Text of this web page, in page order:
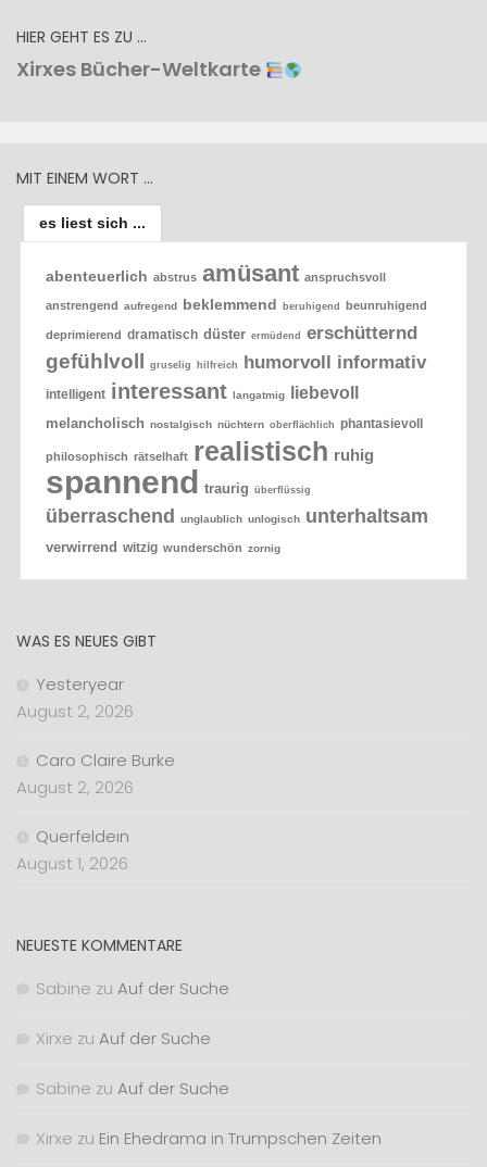
HIER GEHT ES ZU …
Xirxes Bücher-Weltkarte
MIT EINEM WORT …
es liest sich ...
abenteuerlich abstrus amüsant anspruchsvoll
anstrengend aufregend beklemmend beruhigend beunruhigend
deprimierend dramatisch düster ermüdend erschütternd
gefühlvoll gruselig hilfreich humorvoll informativ
intelligent interessant langatmig liebevoll
melancholisch nostalgisch nüchtern oberflächlich phantasievoll
philosophisch rätselhaft realistisch ruhig
spannend traurig überflüssig
überraschend unglaublich unlogisch unterhaltsam
verwirrend witzig wunderschön zornig
WAS ES NEUES GIBT
Yesteryear
August 2, 2026
Caro Claire Burke
August 2, 2026
Querfeldein
August 1, 2026
NEUESTE KOMMENTARE
Sabine zu Auf der Suche
Xirxe zu Auf der Suche
Sabine zu Auf der Suche
Xirxe zu Ein Ehedrama in Trumpschen Zeiten